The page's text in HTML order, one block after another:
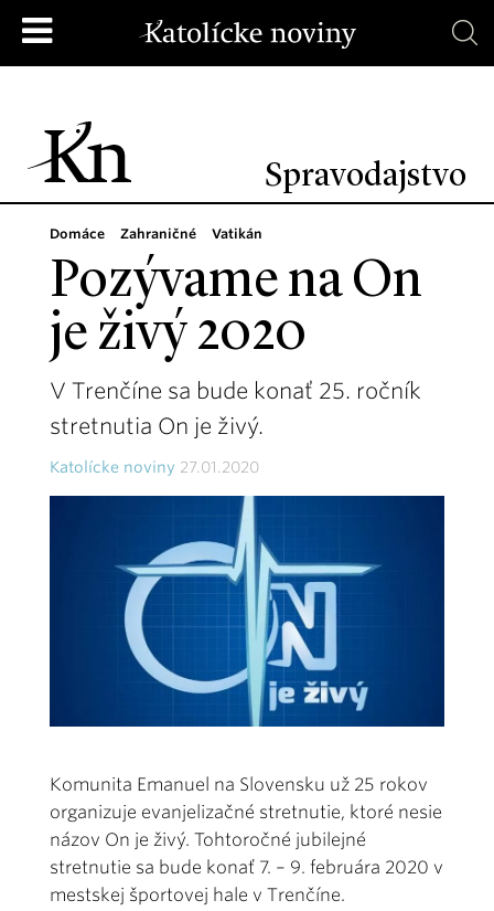
Spravodajstvo
Domáce Zahraničné Vatikán
Pozývame na On
je živý 2020
V Trenčíne sa bude konať 25. ročník
stretnutia On je živý.
Katolícke noviny 27.01.2020
Komunita Emanuel na Slovensku už 25 rokov
organizuje evanjelizačné stretnutie, ktoré nesie
názov On je živý. Tohtoročné jubilejné
stretnutie sa bude konať 7. – 9. februára 2020 v
mestskej športovej hale v Trenčíne.